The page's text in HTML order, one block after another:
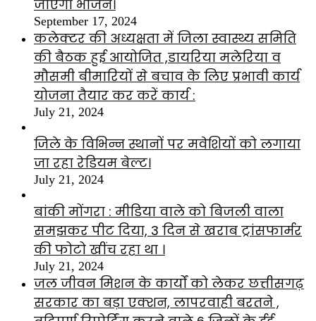
जाएगा भोजन।
September 17, 2024
कलेक्टर की अध्यक्षता में जिला स्वास्थ्य समिति
की बैठक हुई आयोजित ,डायरिया मलेरिया व
मौसमी बीमारियों से बचाव के लिए प्रभावी कार्य
योजना तैयार कर करें कार्य :
July 21, 2024
जिले के विभिन्न स्थानों पर मवेशियों को लगाया
जा रहा रेडियम बेल्ट।
July 21, 2024
बांकी मोंगरा : मीडिया वाले को बिजली वाला
समझकर पीट दिया, 3 दिन से खराब ट्रांसफार्मर
की फोटो खींच रहा था ।
July 21, 2024
जल जीवन मिशन के कार्यों को लेकर छत्तीसगढ़
सरकार का बड़ा एक्शन, लापरवाही बरतने ,